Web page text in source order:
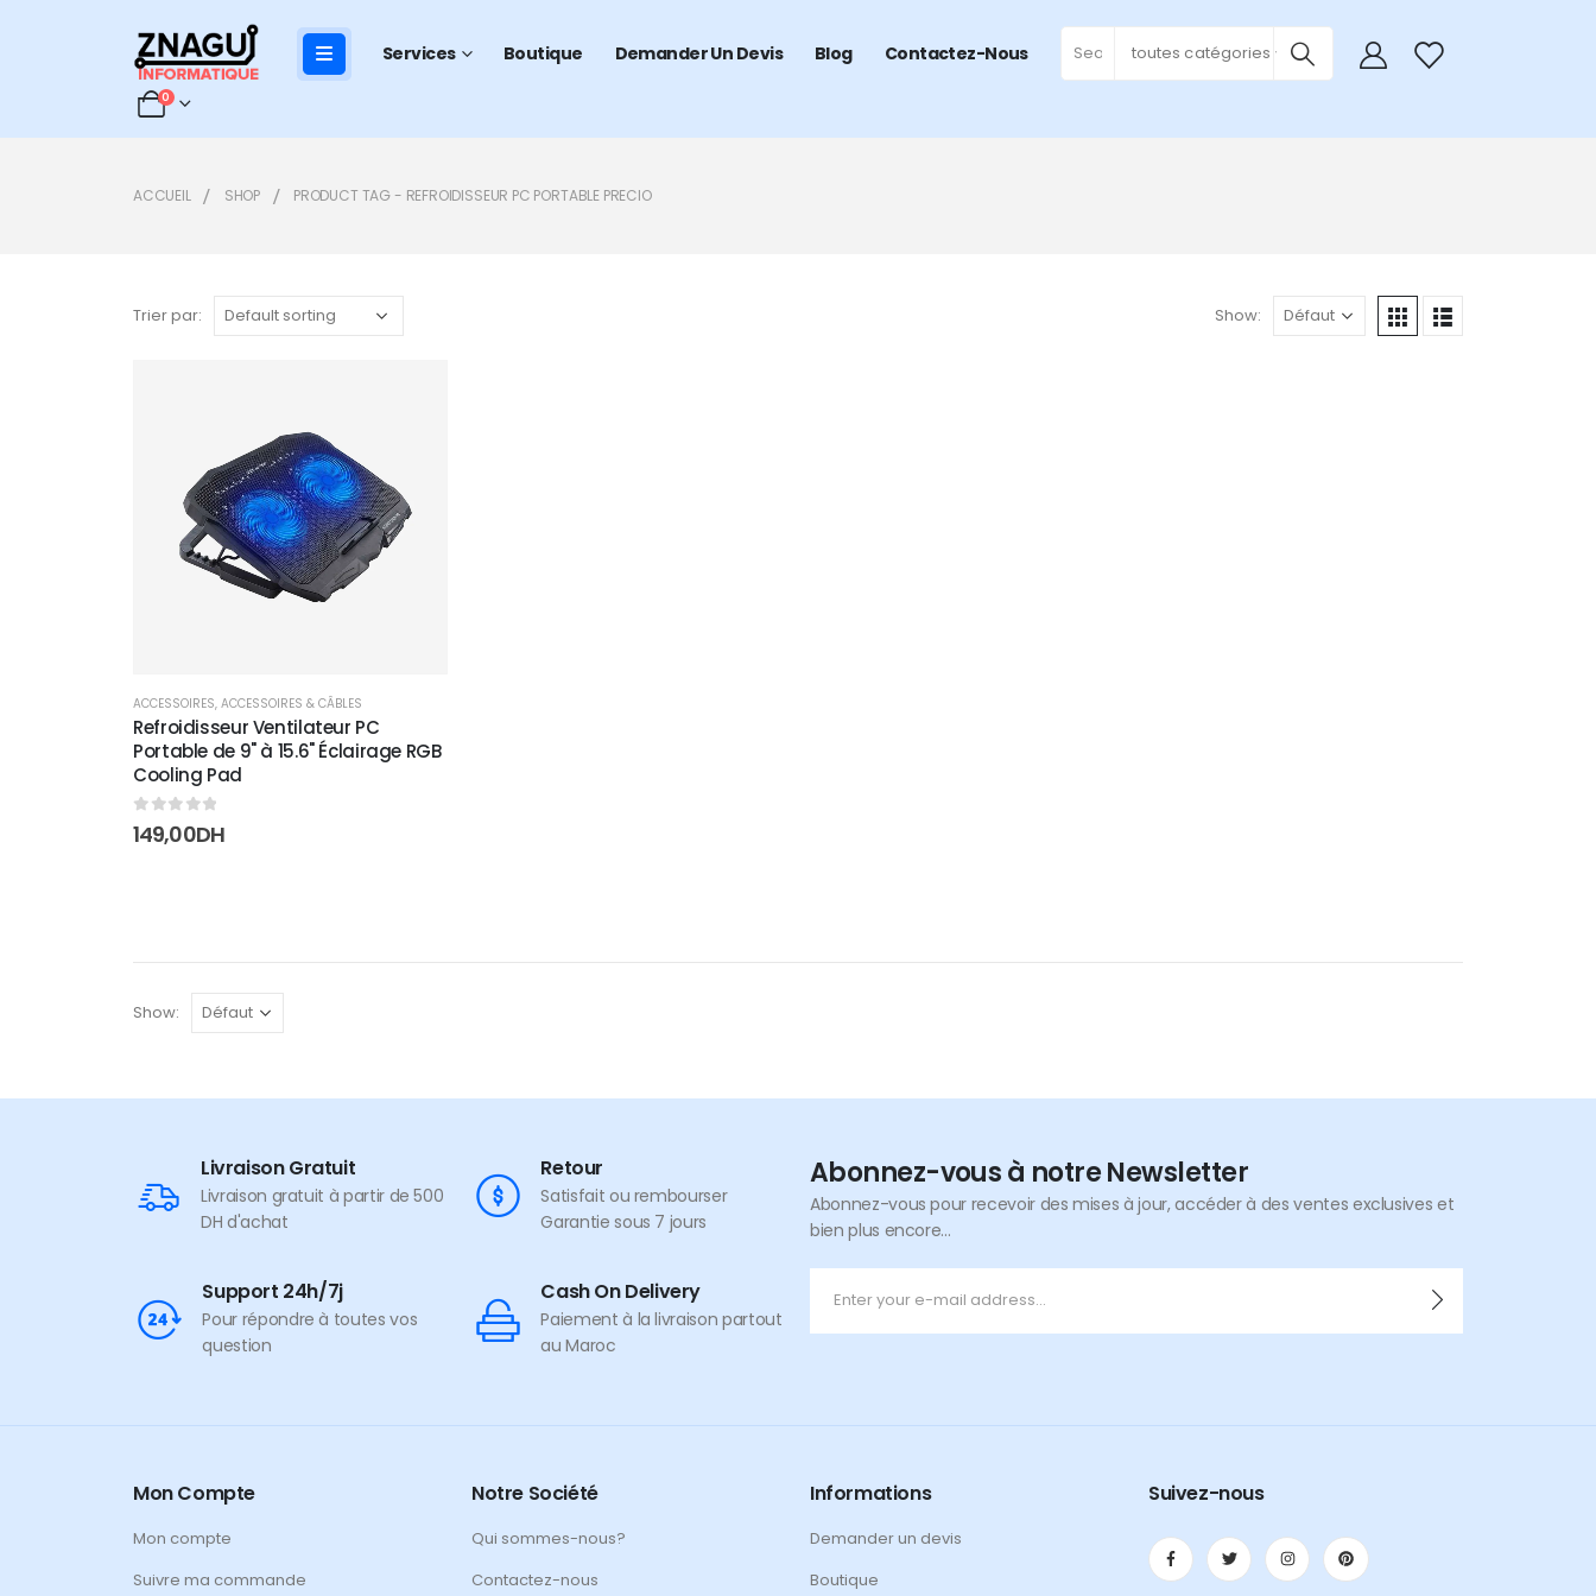
Services Boutique Demander Un Devis Blog Contactez-Nous toutes catégories 0
0
ACCUEIL SHOP PRODUCT TAG - REFROIDISSEUR PC PORTABLE PRECIO
Trier par: Show:
wishlist
ACCESSOIRES, ACCESSOIRES & CÂBLES
Refroidisseur Ventilateur PC
Portable de 9" à 15.6" Éclairage RGB
Cooling Pad
0 sur 5
149,00DH
Show:
Livraison Gratuit
Livraison gratuit à partir de 500
DH d'achat
Retour
Satisfait ou rembourser
Garantie sous 7 jours
Support 24h/7j
Pour répondre à toutes vos
question
Cash On Delivery
Paiement à la livraison partout
au Maroc
Abonnez-vous à notre Newsletter
Abonnez-vous pour recevoir des mises à jour, accéder à des ventes exclusives et
bien plus encore...
Mon Compte
Mon compte
Suivre ma commande
Notre Société
Qui sommes-nous?
Contactez-nous
Informations
Demander un devis
Boutique
Suivez-nous